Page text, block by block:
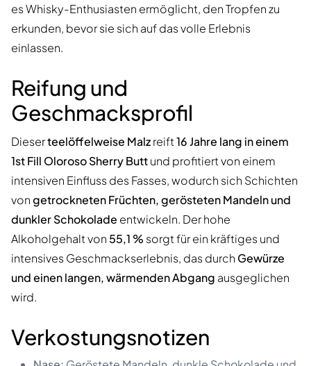
es Whisky-Enthusiasten ermöglicht, den Tropfen zu
erkunden, bevor sie sich auf das volle Erlebnis
einlassen.
Reifung und
Geschmacksprofil
Dieserteelöffelweise Malzreift16 Jahre lang in einem
1st Fill Oloroso Sherry Buttund profitiert von einem
intensiven Einfluss des Fasses, wodurch sich Schichten
vongetrockneten Früchten, gerösteten Mandeln und
dunkler Schokolade entwickeln. Der hohe
Alkoholgehalt von 55,1 % sorgt für ein kräftiges und
intensives Geschmackserlebnis, das durch Gewürze
und einen langen, wärmenden Abgang ausgeglichen
wird.
Verkostungsnotizen